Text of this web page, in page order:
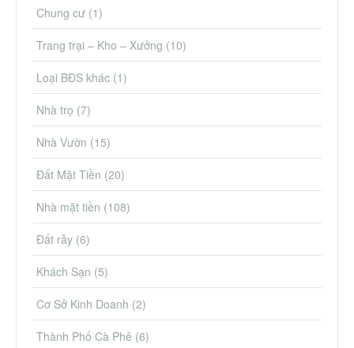
Chung cư (1)
Trang trại – Kho – Xưởng (10)
Loại BĐS khác (1)
Nhà trọ (7)
Nhà Vườn (15)
Đất Mặt Tiền (20)
Nhà mặt tiền (108)
Đất rẫy (6)
Khách Sạn (5)
Cơ Sở Kinh Doanh (2)
Thành Phố Cà Phê (6)